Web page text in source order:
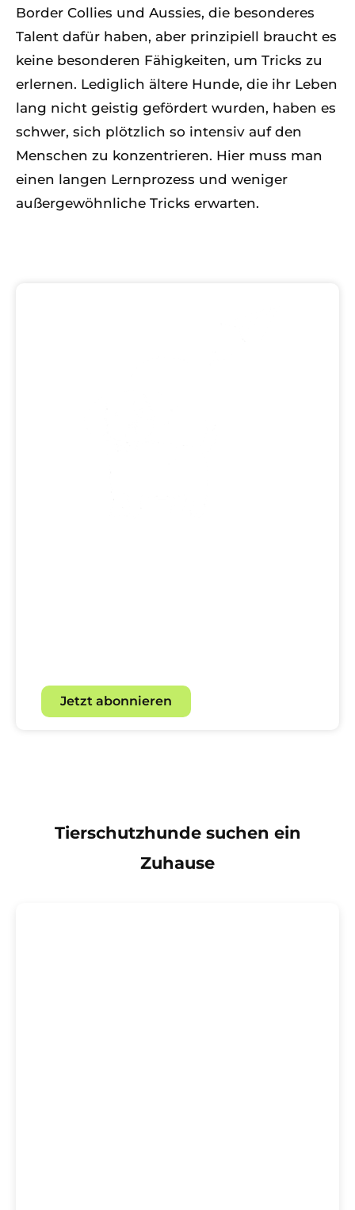
Border Collies und Aussies, die besonderes
Talent dafür haben, aber prinzipiell braucht es
keine besonderen Fähigkeiten, um Tricks zu
erlernen. Lediglich ältere Hunde, die ihr Leben
lang nicht geistig gefördert wurden, haben es
schwer, sich plötzlich so intensiv auf den
Menschen zu konzentrieren. Hier muss man
einen langen Lernprozess und weniger
außergewöhnliche Tricks erwarten.
Jetzt abonnieren
Tierschutzhunde suchen ein
Zuhause